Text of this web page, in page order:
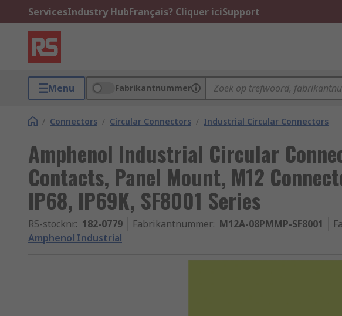
ServicesIndustry HubFrançais? Cliquer iciSupport
Menu Fabrikantnummer
/ Connectors / Circular Connectors / Industrial Circular Connectors
Amphenol Industrial Circular
Contacts, Panel Mount, M12
IP68, IP69K, SF8001 Series
RS-stocknr.: 182-0779 Fabrikantnummer: M12A-08PMMP-SF8001
Amphenol Industrial